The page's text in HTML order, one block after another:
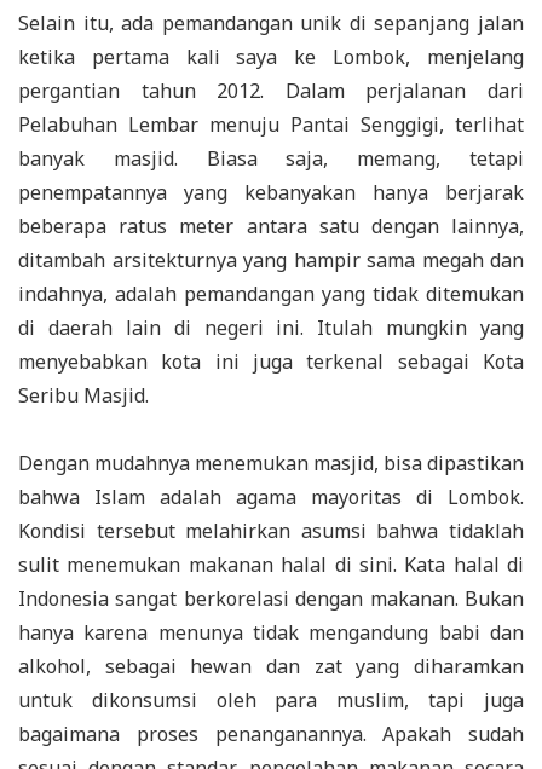
Selain itu, ada pemandangan unik di sepanjang jalan
ketika pertama kali saya ke Lombok, menjelang
pergantian tahun 2012. Dalam perjalanan dari
Pelabuhan Lembar menuju Pantai Senggigi, terlihat
banyak masjid. Biasa saja, memang, tetapi
penempatannya yang kebanyakan hanya berjarak
beberapa ratus meter antara satu dengan lainnya,
ditambah arsitekturnya yang hampir sama megah dan
indahnya, adalah pemandangan yang tidak ditemukan
di daerah lain di negeri ini. Itulah mungkin yang
menyebabkan kota ini juga terkenal sebagai Kota
Seribu Masjid.
Dengan mudahnya menemukan masjid, bisa dipastikan
bahwa Islam adalah agama mayoritas di Lombok.
Kondisi tersebut melahirkan asumsi bahwa tidaklah
sulit menemukan makanan halal di sini. Kata halal di
Indonesia sangat berkorelasi dengan makanan. Bukan
hanya karena menunya tidak mengandung babi dan
alkohol, sebagai hewan dan zat yang diharamkan
untuk dikonsumsi oleh para muslim, tapi juga
bagaimana proses penanganannya. Apakah sudah